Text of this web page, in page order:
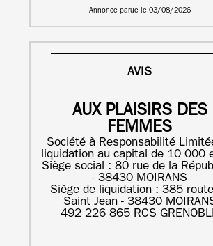
Annonce parue le 03/08/2026
AVIS
AUX PLAISIRS DES
FEMMES
Société à Responsabilité
liquidation au capital de 10 000
Siège social : 80 rue de la
- 38430 MOIRANS
Siège de liquidation : 385
Saint Jean - 38430
492 226 865 RCS